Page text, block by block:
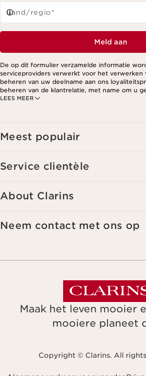
Land/regio*
Meld aan
LEES MEER
De op dit formulier verzamelde informatie
serviceproviders verwerkt voor het verwerken
beheren van uw deelname aan ons
beheren van de klantrelatie, met name om u
aanbiedingen te kunnen sturen op basis van
Meest populair
Service clientèle
About Clarins
Neem contact met ons op
Maak het leven mooier
mooiere planeet
Copyright © Clarins. All